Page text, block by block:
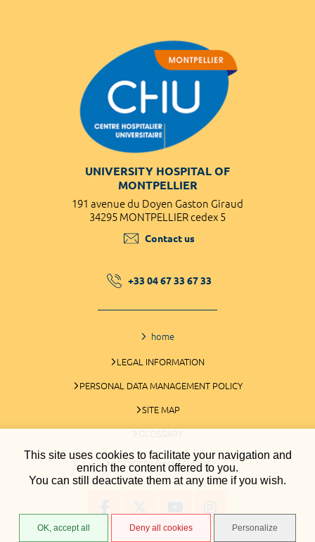
This site uses cookies to facilitate your navigation and
enrich the content offered to you.
You can still deactivate them at any time if you wish.
OK, accept all Deny all cookies Personalize
UNIVERSITY HOSPITAL OF
MONTPELLIER
191 avenue du Doyen Gaston Giraud
34295 MONTPELLIER cedex 5
Contact us
+33 04 67 33 67 33
home
LEGAL INFORMATION
PERSONAL DATA MANAGEMENT POLICY
SITE MAP
GLOSSARY
COOKIES MANAGEMENT